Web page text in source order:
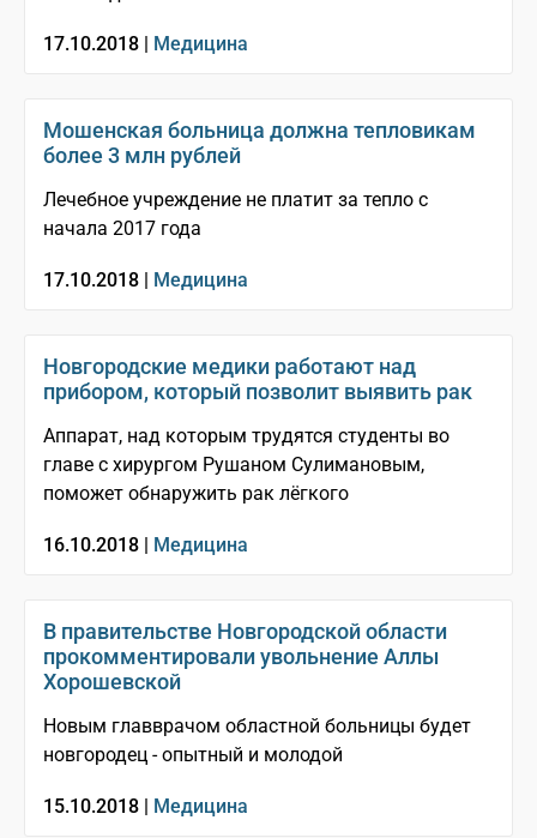
17.10.2018 | Медицина
Мошенская больница должна тепловикам
более 3 млн рублей
Лечебное учреждение не платит за тепло с
начала 2017 года
17.10.2018 | Медицина
Новгородские медики работают над
прибором, который позволит выявить рак
Аппарат, над которым трудятся студенты во
главе с хирургом Рушаном Сулимановым,
поможет обнаружить рак лёгкого
16.10.2018 | Медицина
В правительстве Новгородской области
прокомментировали увольнение Аллы
Хорошевской
Новым главврачом областной больницы будет
новгородец - опытный и молодой
15.10.2018 | Медицина